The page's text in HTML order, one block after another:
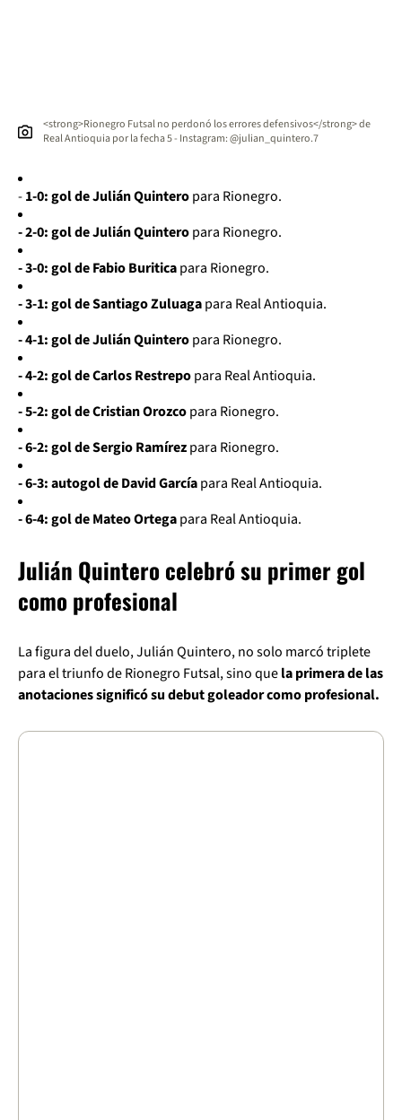
<strong>Rionegro Futsal no perdonó los errores defensivos</strong> de
Real Antioquia por la fecha 5 - Instagram: @julian_quintero.7
-1-0: gol de Julián Quinteropara Rionegro.
- 2-0: gol de Julián Quinteropara Rionegro.
- 3-0: gol de Fabio Buriticapara Rionegro.
- 3-1: gol de Santiago Zuluagapara Real Antioquia.
- 4-1: gol de Julián Quinteropara Rionegro.
- 4-2: gol de Carlos Restrepopara Real Antioquia.
- 5-2: gol de Cristian Orozcopara Rionegro.
- 6-2: gol de Sergio Ramírezpara Rionegro.
- 6-3: autogol de David Garcíapara Real Antioquia.
- 6-4: gol de Mateo Ortegapara Real Antioquia.
Julián Quintero celebró su primer gol
como profesional
La figura del duelo, Julián Quintero, no solo marcó triplete
para el triunfo de Rionegro Futsal, sino quela primera de las
anotaciones significó su debut goleador como profesional.